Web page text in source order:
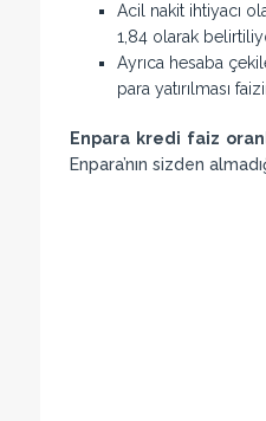
Acil nakit ihtiyacı
1,84 olarak
Ayrıca hesaba
para yatırılması
Enpara kredi faiz
Enpara’nın sizden